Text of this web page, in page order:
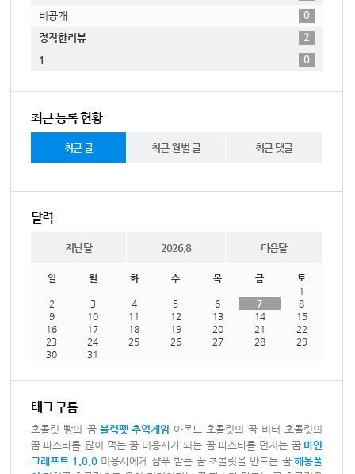
비공개
0
정직한리뷰
2
1
0
최근 등록 현황
최근 글 최근 월별 글 최근 댓글
달력
지난달 2026.8 다음달
일 월 화 수 목 금
토
1
2
3 4 5 6 7
8
9
10 11 12 13 14
15
16
17 18 19 20 21
22
23
24 25 26 27 28
29
30
31
태그 구름
초콜릿 빵의 꿈 블럭펫 추억게임 아몬드 초콜릿의 꿈 비터 초콜릿의
꿈 파스타를 많이 먹는 꿈 미용사가 되는 꿈 파스타를 던지는 꿈 마인
크래프트 1.0.0 미용사에게 샴푸 받는 꿈 초콜릿을 만드는 꿈 해몽풀